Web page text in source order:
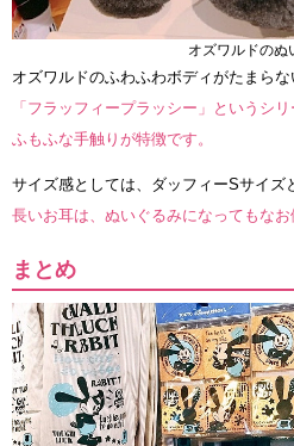
オズワルドのぬ
オズワルドのふわふわボディがたまらな
「フラッフィープラッシー」というシ
ふもふな手触りが特徴です。
サイズ感としては、ダッフィーSサイズ
長いお耳は、ぬいぐるみになってもなお
まとめ